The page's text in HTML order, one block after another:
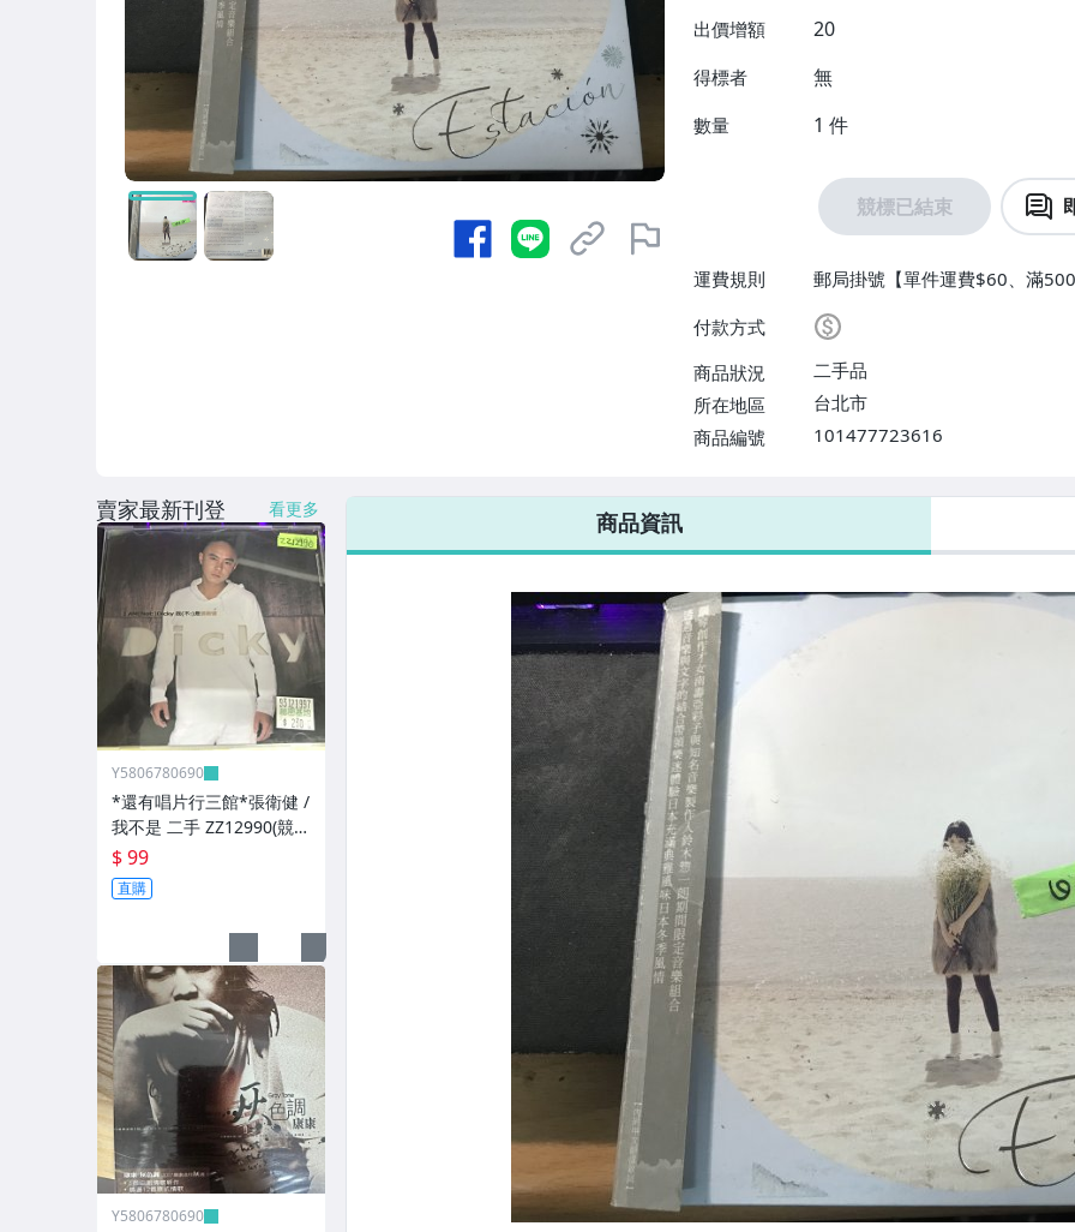
出價增額 20
得標者 無
數量 1 件
競標已結束
運費規則
郵局掛號【單件運費$60、滿
付款方式
商品狀況
二手品
所在地區
台北市
商品編號
101477723616
商品資訊
賣家最新刊登 看更多
Y5806780690
*還有唱片行三館*張衛健 /
我不是 二手 ZZ12990(競
標)(補單
$ 99
直購
Y5806780690